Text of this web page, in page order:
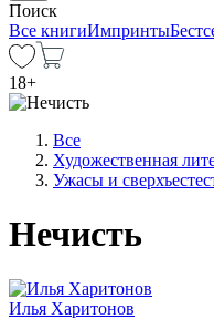
Поиск
Все книгиИмпринты
18+
Все
Художественная
Ужасы и
Нечисть
Илья Харитонов